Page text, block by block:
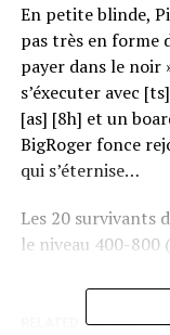
En petite blinde,
pas très en forme
payer dans le noir
s’éxecuter avec
[as] [8h] et un
BigRoger fonce
qui s’éternise…
Les 20 survivants
le niveau 400-800
RELATED TOPICS: